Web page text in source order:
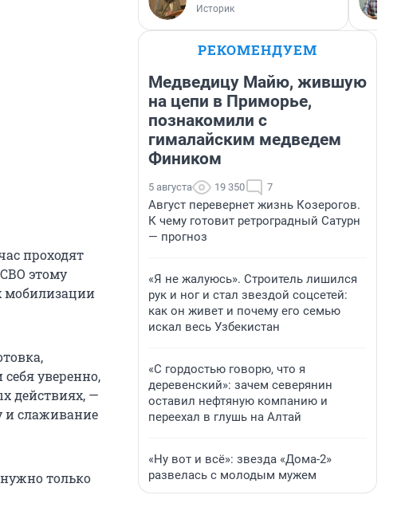
проходят
этому
мобилизации
уверенно,
действиях, —
и слаживание
только
Историк
РЕКОМЕНДУЕМ
Медведицу Майю, жившую
на цепи в Приморье,
познакомили с
гималайским медведем
Фиником
5 августа 19 350 7
Август перевернет жизнь Козерогов.
К чему готовит ретроградный Сатурн
— прогноз
«Я не жалуюсь». Строитель лишился
рук и ног и стал звездой соцсетей:
как он живет и почему его семью
искал весь Узбекистан
«С гордостью говорю, что я
деревенский»: зачем северянин
оставил нефтяную компанию и
переехал в глушь на Алтай
«Ну вот и всё»: звезда «Дома-2»
развелась с молодым мужем